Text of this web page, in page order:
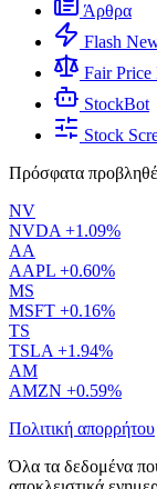
Άρθρα
Flash
Fair Price
StockBot
Stock
Πρόσφατα
NV
NVDA +1.09%
AA
AAPL +0.60%
MS
MSFT +0.16%
TS
TSLA +1.94%
AM
AMZN +0.59%
Πολιτική απορρήτου
Όλα τα δεδομένα